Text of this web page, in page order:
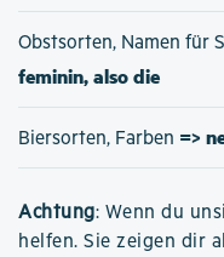
Obstsorten, Namen für
feminin, also die
Biersorten, Farben =>
Achtung: Wenn du
helfen. Sie zeigen dir